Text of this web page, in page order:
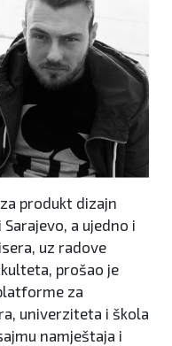
produkt dizajn
a ujedno i
uz radove
prošao je
za
univerziteta i škola
namještaja i